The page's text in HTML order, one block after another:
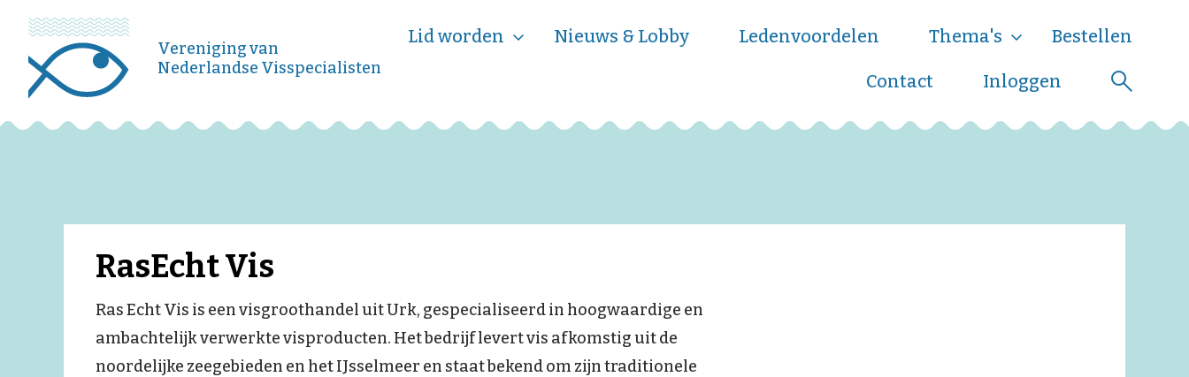
Vereniging van
Nederlandse Visspecialisten
Lid worden Nieuws & Lobby Ledenvoordelen Thema's Bestellen
Contact Inloggen
RasEcht Vis
Ras Echt Vis is een visgroothandel uit Urk, gespecialiseerd in hoogwaardige en
ambachtelijk verwerkte visproducten. Het bedrijf levert vis afkomstig uit de
noordelijke zeegebieden en het IJsselmeer en staat bekend om zijn traditionele